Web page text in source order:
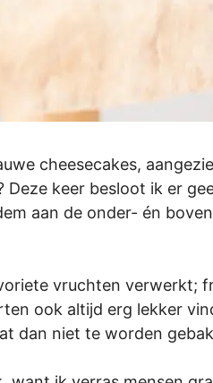
cheesecakes,
keer besloot ik er
aan de onder- én
vruchten verwerkt;
ook altijd erg lekker
dan niet te worden